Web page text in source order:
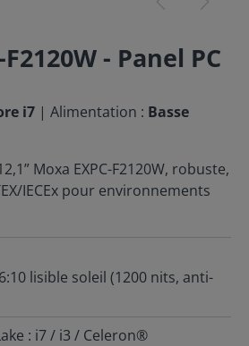
- Panel PC
i7 | Alimentation : Basse
Moxa EXPC-F2120W, robuste,
IECEx pour environnements
lisible soleil (1200 nits, anti-
: i7 / i3 / Celeron®